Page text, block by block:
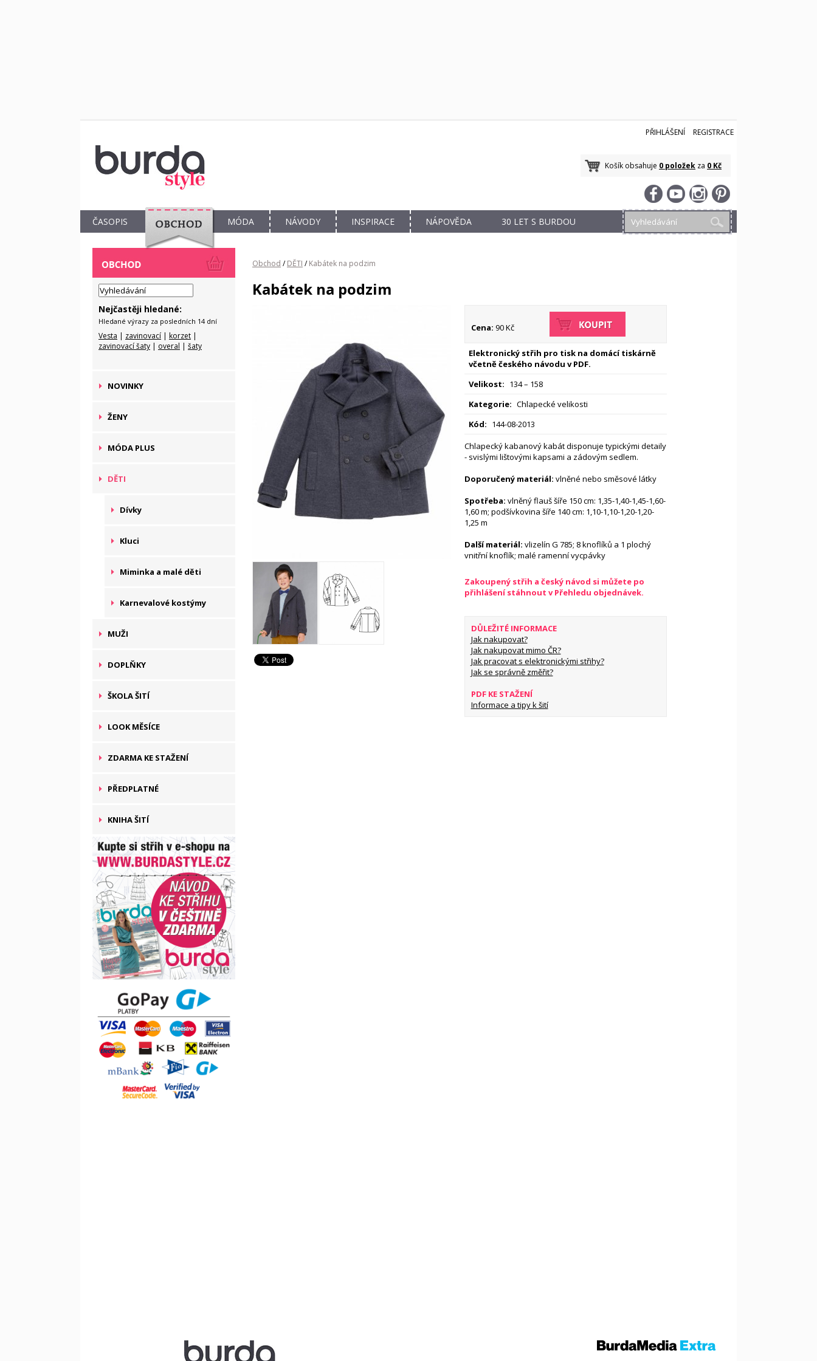
PŘIHLÁŠENÍ REGISTRACE
Košík obsahuje 0 položek za 0 Kč
ČASOPIS
OBCHOD
MÓDA NÁVODY INSPIRACE NÁPOVĚDA 30 LET S BURDOU
Nejčastěji hledané:
Hledané výrazy za posledních 14 dní
Vesta | zavinovací | korzet |
zavinovací šaty | overal | šaty
NOVINKY
ŽENY
MÓDA PLUS
DĚTI
Dívky
Kluci
Miminka a malé děti
Karnevalové kostýmy
MUŽI
DOPLŇKY
ŠKOLA ŠITÍ
LOOK MĚSÍCE
ZDARMA KE STAŽENÍ
PŘEDPLATNÉ
KNIHA ŠITÍ
Obchod / DĚTI / Kabátek na podzim
Kabátek na podzim
Cena: 90 Kč
Elektronický střih pro tisk na domácí tiskárně
včetně českého návodu v PDF.
Velikost: 134 – 158
Kategorie: Chlapecké velikosti
Kód: 144-08-2013
Chlapecký kabanový kabát disponuje typickými detaily
- svislými lištovými kapsami a zádovým sedlem.
Doporučený materiál: vlněné nebo směsové látky
Spotřeba: vlněný flauš šíře 150 cm: 1,35-1,40-1,45-1,60-
1,60 m; podšívkovina šíře 140 cm: 1,10-1,10-1,20-1,20-
1,25 m
Další materiál: vlizelín G 785; 8 knoflíků a 1 plochý
vnitřní knoflík; malé ramenní vycpávky
Zakoupený střih a český návod si můžete po
přihlášení stáhnout v Přehledu objednávek.
DŮLEŽITÉ INFORMACE
Jak nakupovat?
Jak nakupovat mimo ČR?
Jak pracovat s elektronickými střihy?
Jak se správně změřit?
PDF KE STAŽENÍ
Informace a tipy k šití